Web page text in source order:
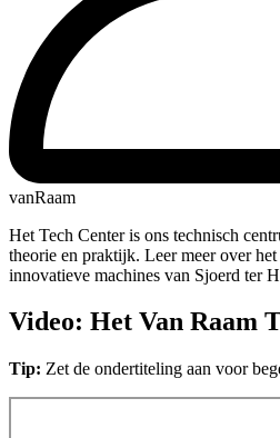
vanRaam
Het Tech Center is ons technisch
theorie en praktijk. Leer meer over
innovatieve machines van Sjoerd ter
Video: Het Van Raam
Tip: Zet de ondertiteling aan voor